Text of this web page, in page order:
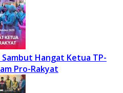
Hangat Ketua TP-
Pro-Rakyat